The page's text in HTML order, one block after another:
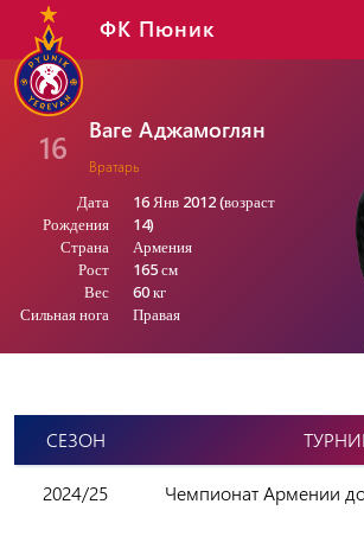
ФК Пюник
16 Ваге Аджамоглян
Вратарь
Дата
Рождения
Страна
Рост
Вес
Сильная нога
16 Янв 2012 (возраст
14)
Армения
165 см
60 кг
Правая
СЕЗОН
2024/25 Чемпионат Армении до